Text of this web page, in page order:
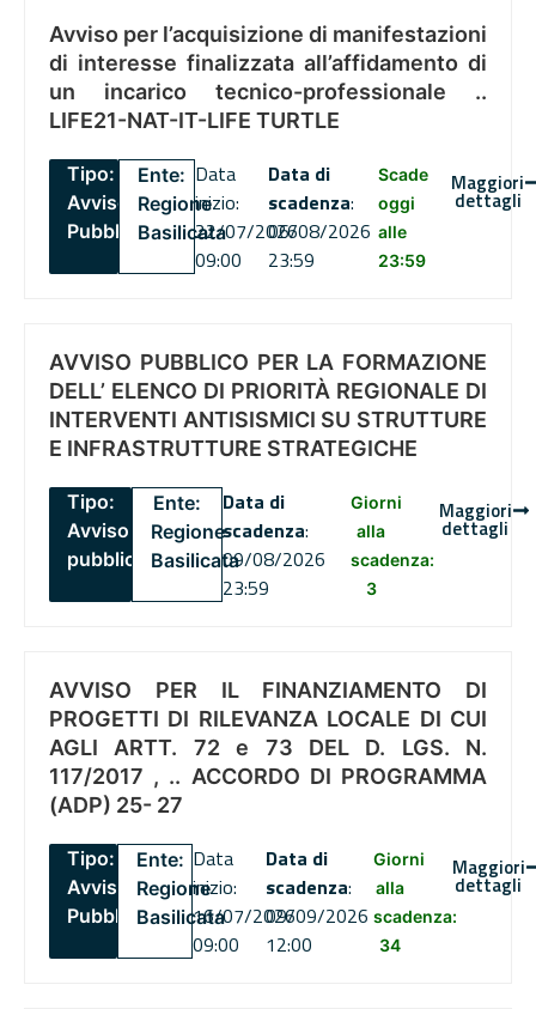
Avviso per l’acquisizione di manifestazioni
di interesse finalizzata all’affidamento di
un incarico tecnico-professionale ..
LIFE21-NAT-IT-LIFE TURTLE
Tipo:
Avviso
Pubblico
Ente:
Regione
Basilicata
Data
inizio:
22/07/2026
09:00
Data di
scadenza:
06/08/2026
23:59
Scade
oggi
alle
23:59
Maggiori
dettagli
AVVISO PUBBLICO PER LA FORMAZIONE
DELL’ ELENCO DI PRIORITÀ REGIONALE DI
INTERVENTI ANTISISMICI SU STRUTTURE
E INFRASTRUTTURE STRATEGICHE
Tipo:
Avviso
pubblico
Ente:
Regione
Basilicata
Data di
scadenza:
09/08/2026
23:59
Giorni
alla
scadenza:
3
Maggiori
dettagli
AVVISO PER IL FINANZIAMENTO DI
PROGETTI DI RILEVANZA LOCALE DI CUI
AGLI ARTT. 72 e 73 DEL D. LGS. N.
117/2017 , .. ACCORDO DI PROGRAMMA
(ADP) 25- 27
Tipo:
Avviso
Pubblico
Ente:
Regione
Basilicata
Data
inizio:
16/07/2026
09:00
Data di
scadenza:
09/09/2026
12:00
Giorni
alla
scadenza:
34
Maggiori
dettagli